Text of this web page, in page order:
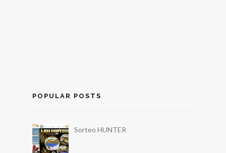
POPULAR POSTS
Sorteo HUNTER